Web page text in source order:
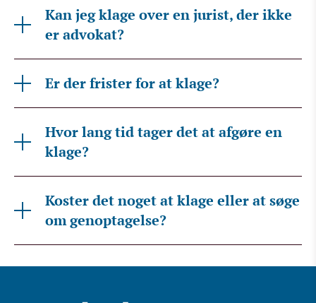
Kan jeg klage over en jurist, der ikke
er advokat?
Er der frister for at klage?
Hvor lang tid tager det at afgøre en
klage?
Koster det noget at klage eller at søge
om genoptagelse?